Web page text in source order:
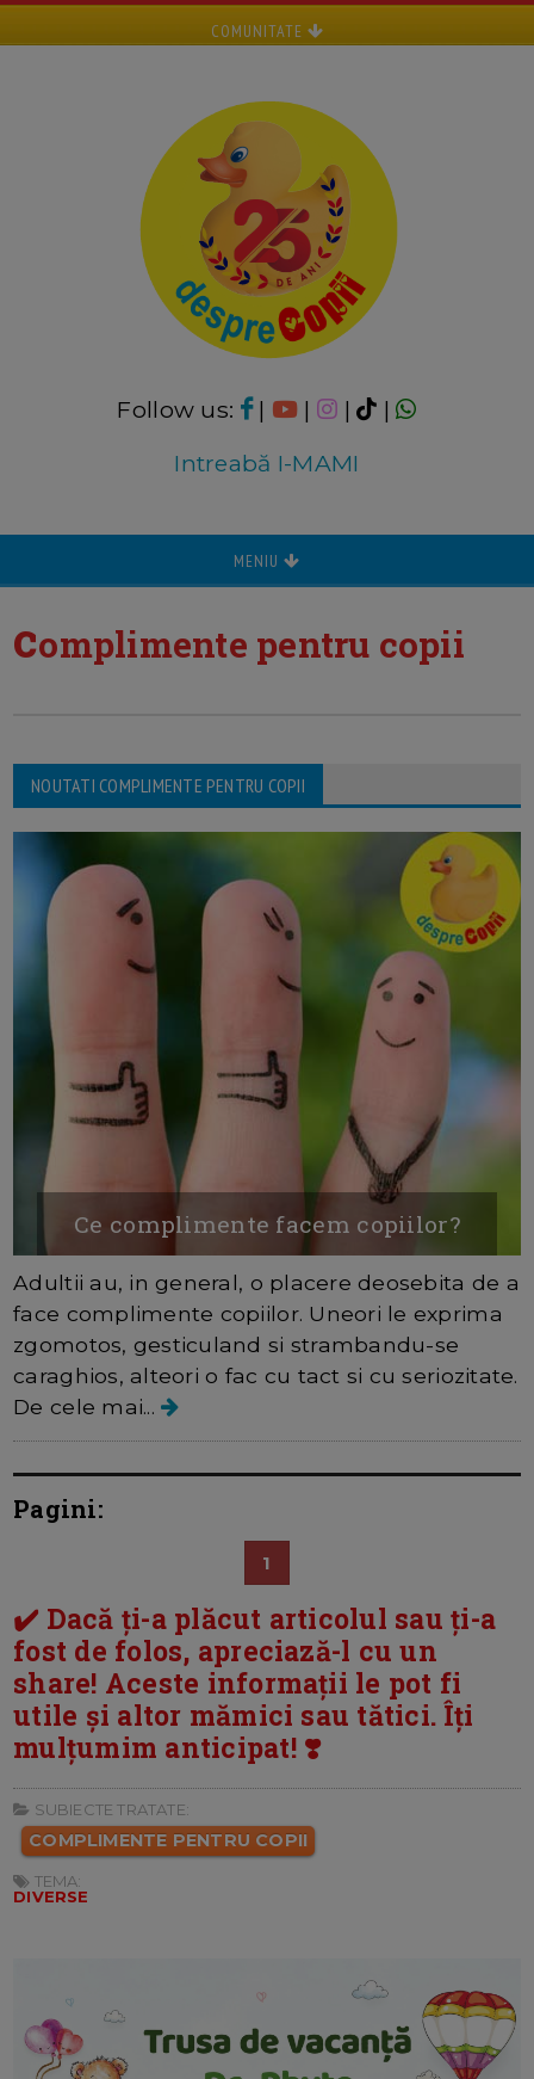
COMUNITATE
Follow us: | | |
|
Intreabă I-MAMI
MENIU
complimente pentru copii
NOUTATI COMPLIMENTE PENTRU COPII
Ce complimente facem copiilor?
Adultii au, in general, o placere deosebita de a
face complimente copiilor. Uneori le exprima
zgomotos, gesticuland si strambandu-se
caraghios, alteori o fac cu tact si cu seriozitate.
De cele mai...
Pagini:
1
✔️ Dacă ți-a plăcut articolul sau ți-a
fost de folos, apreciază-l cu un
share! Aceste informații le pot fi
utile și altor mămici sau tătici. Îți
mulțumim anticipat! ❣️
SUBIECTE TRATATE:
COMPLIMENTE PENTRU COPII
TEMA:
DIVERSE